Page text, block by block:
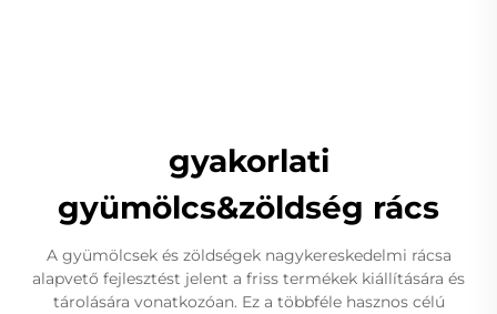
gyakorlati
gyümölcs&zöldség rács
A gyümölcsek és zöldségek nagykereskedelmi rácsa
alapvető fejlesztést jelent a friss termékek kiállítására és
tárolására vonatkozóan. Ez a többféle hasznos célú